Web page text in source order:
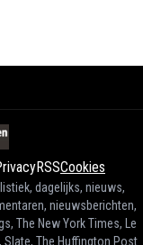
RSSCookies
dagelijks, nieuws,
nieuwsberichten,
The New York Times, Le
Slate, The Huffington Post